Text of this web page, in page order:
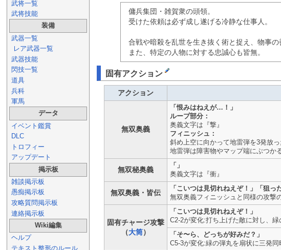
武将一覧
武将技能
装備
武器一覧
レア武器一覧
武器技能
閃技一覧
道具
兵科
軍馬
データ
イベント鑑賞
DLC
トロフィー
アップデート
掲示板
雑談掲示板
愚痴掲示板
攻略質問掲示板
連絡掲示板
Wiki編集
ヘルプ
テキスト整形のルール
傭兵集団・雑賀衆の頭領。
受けた依頼は必ず成し遂げる冷静な仕事人。
合戦や暗殺を乱世を生き抜く術と捉え、物事の
また、特定の人物に対する忠誠心も皆無。
固有アクション
アクション
無双奥義
「恨みはねえが…！」
ループ部分：
奥義文字は『撃』
フィニッシュ：
斜め上空に向かって地雷弾を3発放
地雷弾は障害物やマップ端にぶつか
無双秘奥義
「」
奥義文字は『衝』
無双奥義・皆伝
「こいつは見切れねえぞ！」「狙っ
無双奥義フィニッシュと同様の攻撃
固有チャージ攻撃
（大筒）
「こいつは見切れねえぞ！」
C2-2が変化:打ち上げた敵に対し、緑
「そ〜ら、どっちが好みだ？」
C5-3が変化:緑の弾丸を扇状に三発